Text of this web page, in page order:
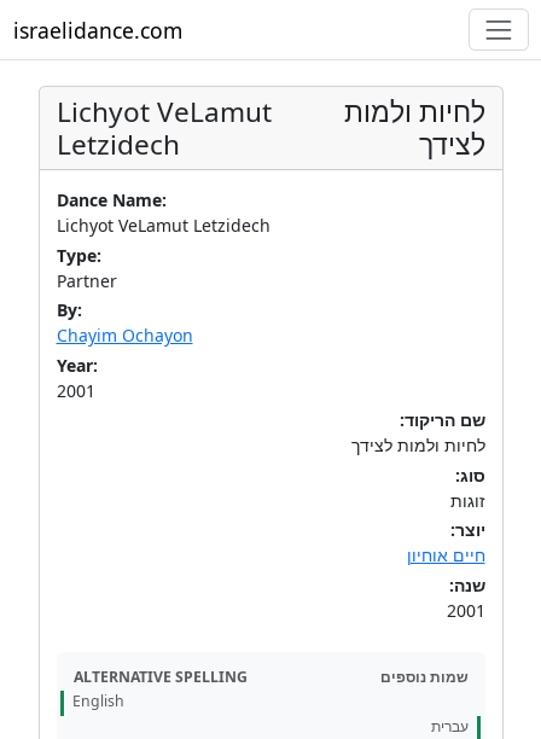
israelidance.com
Lichyot VeLamut
Letzidech
לחיות ולמות
לצידך
Dance Name:
Lichyot VeLamut Letzidech
Type:
Partner
By:
Chayim Ochayon
Year:
2001
שם הריקוד:
לחיות ולמות לצידך
סוג:
זוגות
יוצר:
חיים אוחיון
שנה:
2001
ALTERNATIVE SPELLING
שמות נוספים
English
עברית